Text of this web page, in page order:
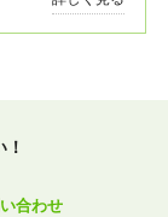
合わせ